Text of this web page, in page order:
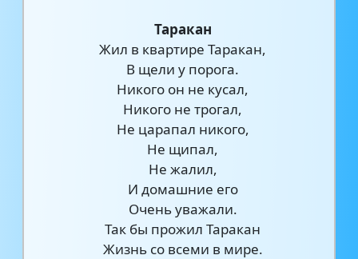
Таракан
Жил в квартире Таракан,
В щели у порога.
Никого он не кусал,
Никого не трогал,
Не царапал никого,
Не щипал,
Не жалил,
И домашние его
Очень уважали.
Так бы прожил Таракан
Жизнь со всеми в мире.